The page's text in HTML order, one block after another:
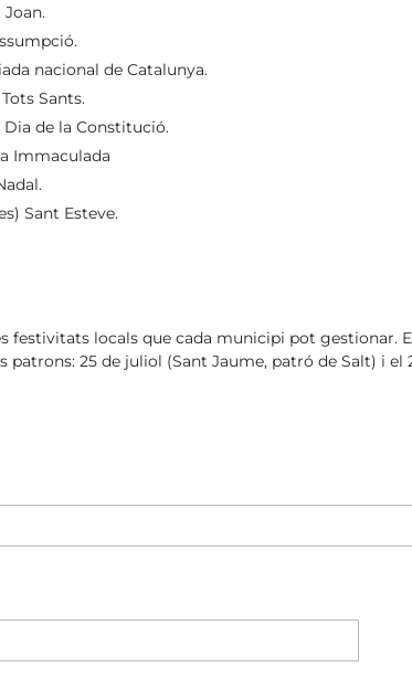
nacional de Catalunya.
Sants.
de la Constitució.
Immaculada
Sant Esteve.
festivitats locals que cada municipi pot gestionar.
patrons: 25 de juliol (Sant Jaume, patró de Salt) i el